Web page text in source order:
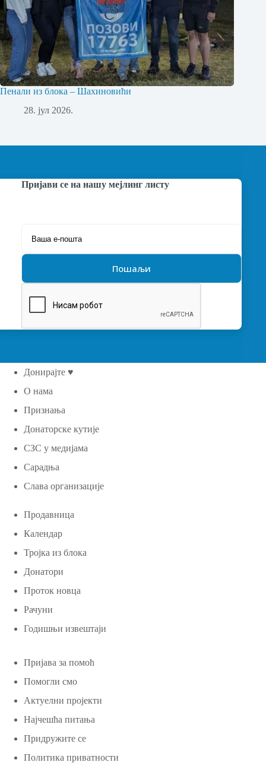
Пенали из блока – Шахиновићи
28. јул 2026.
Пријави се на нашу мејлинг листу
Донирајте ♥
О нама
Признања
Донаторске кутије
СЗС у медијама
Сарадња
Слава организације
Продавница
Календар
Тројка из блока
Донатори
Проток новца
Рачуни
Годишњи извештаји
Пријава за помоћ
Помогли смо
Актуелни пројекти
Најчешћа питања
Придружите се
Политика приватности